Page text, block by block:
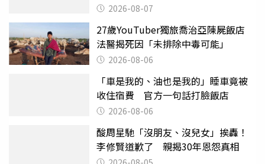
2026-08-07
27歲YouTuber獨旅喬治亞陳屍飯店
法醫揭死因「未排除中毒可能」
2026-08-06
「車是我的、油也是我的」睡車竟被
收住宿費 官方一句話打臉飯店
2026-08-06
酸周星馳「沒朋友、沒兒女」挨轟！
李修賢道歉了 親揭30年恩怨真相